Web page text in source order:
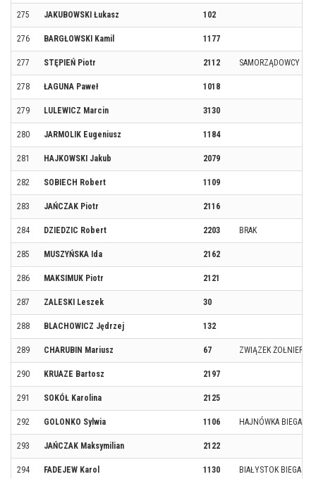
275 JAKUBOWSKI Łukasz 102
276 BARGŁOWSKI Kamil 1177
277 STĘPIEŃ Piotr 2112 SAMORZĄDOWCY
278 ŁAGUNA Paweł 1018
279 LULEWICZ Marcin 3130
280 JARMOLIK Eugeniusz 1184
281 HAJKOWSKI Jakub 2079
282 SOBIECH Robert 1109
283 JAŃCZAK Piotr 2116
284 DZIEDZIC Robert 2203 BRAK
285 MUSZYŃSKA Ida 2162
286 MAKSIMUK Piotr 2121
287 ZALESKI Leszek 30
288 BLACHOWICZ Jędrzej 132
289 CHARUBIN Mariusz 67 ZWIĄZEK
290 KRUAZE Bartosz 2197
291 SOKÓŁ Karolina 2125
292 GOLONKO Sylwia 1106 HAJNÓWKA BIEGA
293 JAŃCZAK Maksymilian 2122
294 FADEJEW Karol 1130 BIAŁYSTOK BIEGA